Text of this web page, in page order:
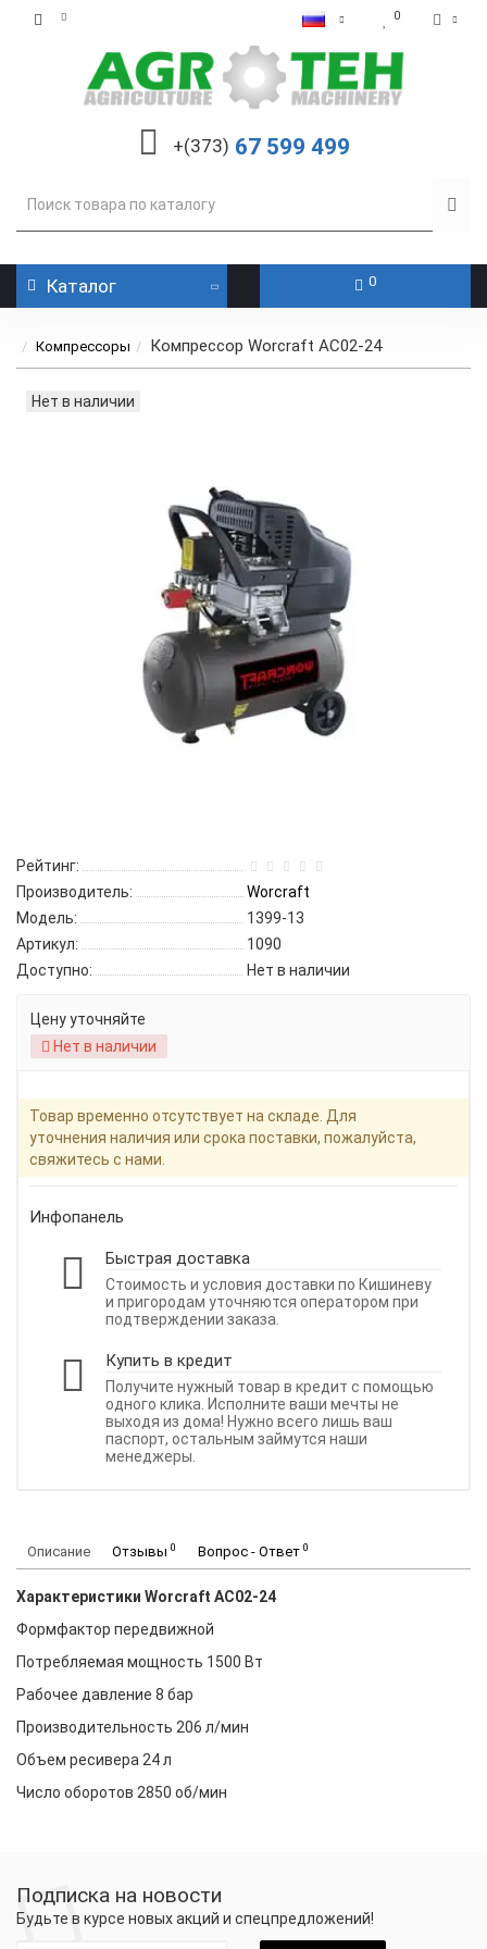
0
+(373) 67 599 499
Каталог 0
Компрессоры Компрессор Worcraft AC02-24
Нет в наличии
Рейтинг:
Производитель:
Worcraft
Модель:
1399-13
Артикул:
1090
Доступно:
Нет в наличии
Цену уточняйте
Нет в наличии
Товар временно отсутствует на складе. Для
уточнения наличия или срока поставки, пожалуйста,
свяжитесь с нами.
Инфопанель
Быстрая доставка
Стоимость и условия доставки по Кишиневу
и пригородам уточняются оператором при
подтверждении заказа.
Купить в кредит
Получите нужный товар в кредит с помощью
одного клика. Исполните ваши мечты не
выходя из дома! Нужно всего лишь ваш
паспорт, остальным займутся наши
менеджеры.
Описание Отзывы 0 Вопрос - Ответ 0
Характеристики Worcraft AC02-24
Формфактор передвижной
Потребляемая мощность 1500 Вт
Рабочее давление 8 бар
Производительность 206 л/мин
Объем ресивера 24 л
Число оборотов 2850 об/мин
Подписка на новости
Будьте в курсе новых акций и спецпредложений!